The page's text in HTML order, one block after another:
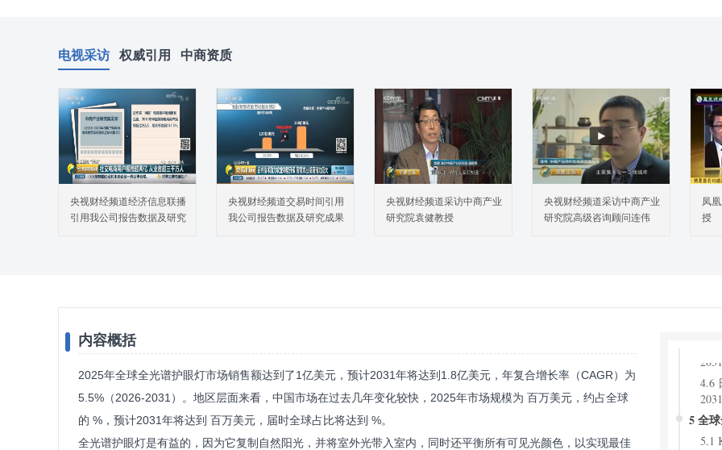
电视采访 权威引用 中商资质
央视财经频道经济信息联播
引用我公司报告数据及研究
央视财经频道交易时间引用
我公司报告数据及研究成果
央视财经频道采访中商产业
研究院袁健教授
央视财经频道采访中商产业
研究院高级咨询顾问连伟
凤
授
内容概括
2025年全球全光谱护眼灯市场销售额达到了1亿美元，预计2031年将达到1.8亿美元，年复合增长率（CAGR）为
5.5%（2026-2031）。地区层面来看，中国市场在过去几年变化较快，2025年市场规模为 百万美元，约占全球
的 %，预计2031年将达到 百万美元，届时全球占比将达到 %。
全光谱护眼灯是有益的，因为它复制自然阳光，并将室外光带入室内，同时还平衡所有可见光颜色，以实现最佳
3.5
3.8
4 全
4.1
4.4
2031
4.6
2031
5 全
5.1